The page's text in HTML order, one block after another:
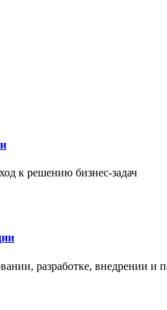
к решению бизнес-задач
разработке, внедрении